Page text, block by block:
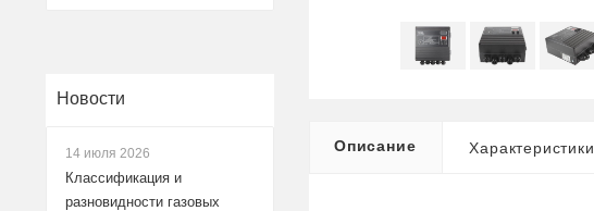
Описание Характеристики
Новости
14 июля 2026
Классификация и
разновидности газовых